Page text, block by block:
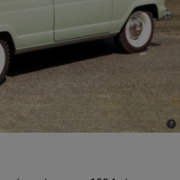
(
Disclosure
7
)